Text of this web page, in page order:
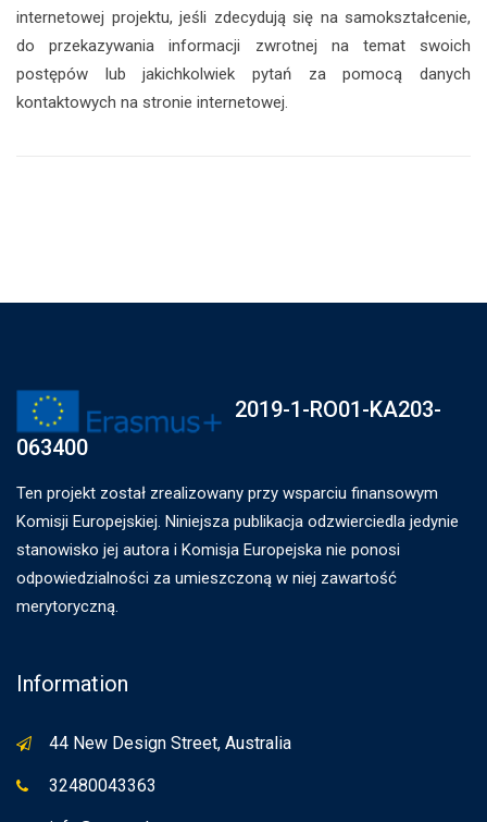
internetowej projektu, jeśli zdecydują się na samokształcenie,
do przekazywania informacji zwrotnej na temat swoich
postępów lub jakichkolwiek pytań za pomocą danych
kontaktowych na stronie internetowej.
2019-1-RO01-KA203-
063400
Ten projekt został zrealizowany przy wsparciu finansowym
Komisji Europejskiej. Niniejsza publikacja odzwierciedla jedynie
stanowisko jej autora i Komisja Europejska nie ponosi
odpowiedzialności za umieszczoną w niej zawartość
merytoryczną.
Information
44 New Design Street, Australia
32480043363